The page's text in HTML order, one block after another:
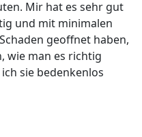
Mir hat es sehr gut
und mit minimalen
geoffnet haben,
wie man es richtig
sie bedenkenlos